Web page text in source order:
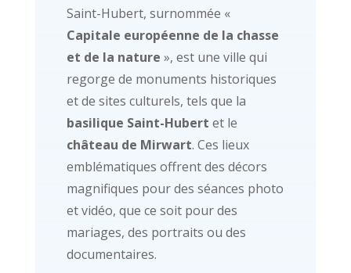
Saint-Hubert, surnommée «
Capitale européenne de la chasse
et de la nature », est une ville qui
regorge de monuments historiques
et de sites culturels, tels que la
basilique Saint-Hubert et le
château de Mirwart. Ces lieux
emblématiques offrent des décors
magnifiques pour des séances photo
et vidéo, que ce soit pour des
mariages, des portraits ou des
documentaires.